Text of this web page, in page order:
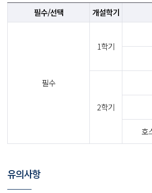
필수/선택 개설학기
필수
1학기
2학기
호
유의사항